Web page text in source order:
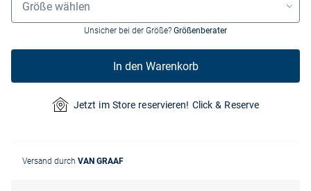
Größe wählen
Unsicher bei der Größe? Größenberater
In den Warenkorb
Jetzt im Store reservieren! Click & Reserve
Versand durch VAN GRAAF